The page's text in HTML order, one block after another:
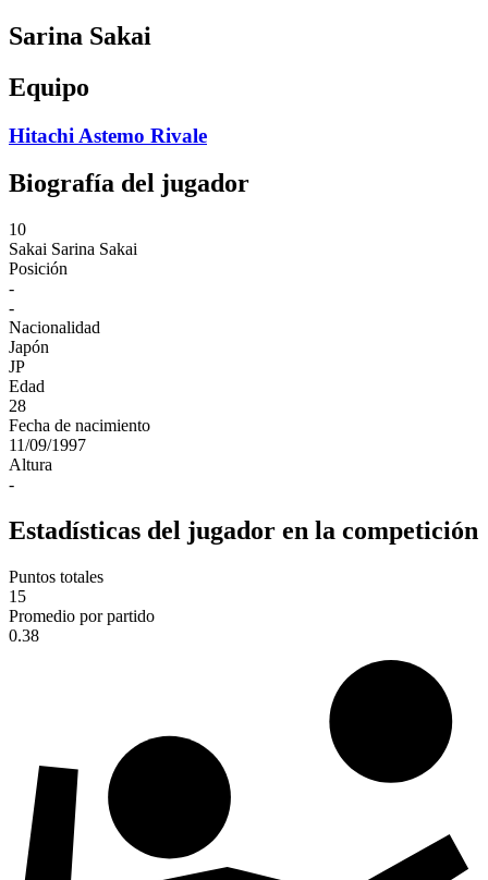
Sarina Sakai
Equipo
Hitachi Astemo Rivale
Biografía del jugador
10
Sakai Sarina Sakai
Posición
-
-
Nacionalidad
Japón
JP
Edad
28
Fecha de nacimiento
11/09/1997
Altura
-
Estadísticas del jugador en la competición
Puntos totales
15
Promedio por partido
0.38